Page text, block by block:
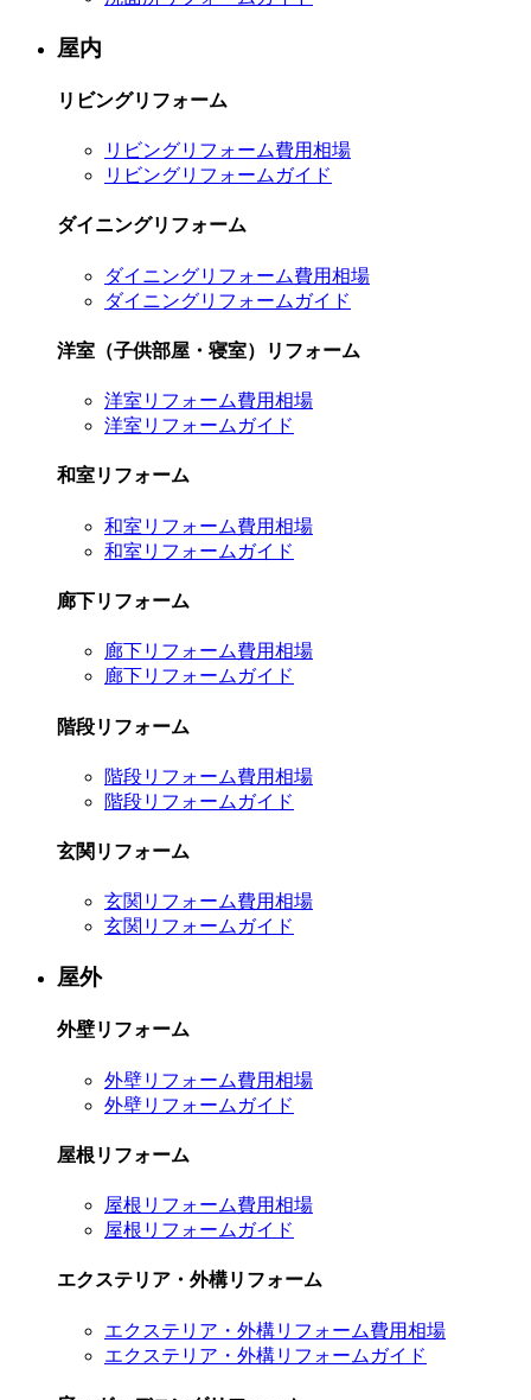
屋内
リビングリフォーム
リビングリフォーム費用相場
リビングリフォームガイド
ダイニングリフォーム
ダイニングリフォーム費用相場
ダイニングリフォームガイド
洋室（子供部屋・寝室）リフォーム
洋室リフォーム費用相場
洋室リフォームガイド
和室リフォーム
和室リフォーム費用相場
和室リフォームガイド
廊下リフォーム
廊下リフォーム費用相場
廊下リフォームガイド
階段リフォーム
階段リフォーム費用相場
階段リフォームガイド
玄関リフォーム
玄関リフォーム費用相場
玄関リフォームガイド
屋外
外壁リフォーム
外壁リフォーム費用相場
外壁リフォームガイド
屋根リフォーム
屋根リフォーム費用相場
屋根リフォームガイド
エクステリア・外構リフォーム
エクステリア・外構リフォーム費用相場
エクステリア・外構リフォームガイド